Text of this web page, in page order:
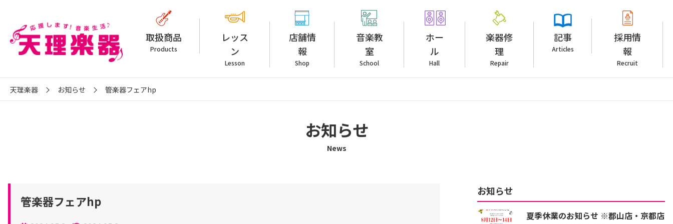
取扱商品
Products
レッス
ン
Lesson
店舗情
報
Shop
音楽教
室
School
ホー
ル
Hall
楽器修
理
Repair
記事
Articles
採用情
報
Recruit
天理楽器 お知らせ 管楽器フェアhp
お知らせ
News
管楽器フェアhp
お知らせ
夏季休業のお知らせ ※郡山店・京都店